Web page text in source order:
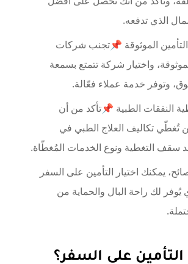
الذي تدفعه.
الموثوقة 📌تجنب شركات
واختيار شركة تتمتع بسمعة
وتوفر خدمة عملاء فعّالة.
النفقات الطبية 📌تأكد من أن
تُغطّي تكاليف العلاج الطبي في
سقف التغطية ونوع الخدمات المُغطّاة.
يمكنك اختيار التأمين على السفر
يُوفر لك راحة البال والحماية من
التأمين على السفر؟